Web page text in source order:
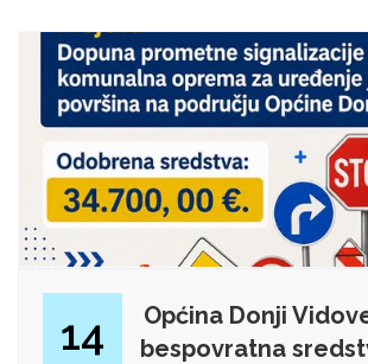
14
Općina Donji
bespovratna